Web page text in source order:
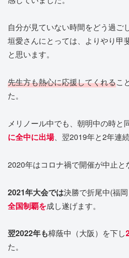
自分が見ていない時間をどう過ご
垣愛さんにとっては、よりやり甲
と思います。
先生方も熱心に応援してくれるこ
た。
メリノール中でも、朝明中の時と
に全中に出場、翌2019年と2年連
2020年はコロナ禍で開催が中止と
2021年大会では決勝で折尾中(福
全国制覇を成し遂げます。
翌2022年も樟蔭中（大阪）を下し
た。